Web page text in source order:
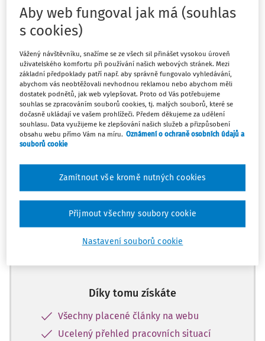
dobré vztahy. Jsou tyto tři dokumenty postačující,aby
mzdová účetní ve mzdě uplatnila slevu na dani na toto
Odpověď
Máte předplatné? Přihlaste se
Zatím jste si přečetli jen začátek…
Celý dokument je jen pro předplatitele.
Zaregistrujte se a získejte
Díky tomu získáte
Všechny placené články na webu
Ucelený přehled pracovních situací
Aby web fungoval jak má (souhlas
s cookies)
Vážený návštěvníku, snažíme se ze všech sil přinášet vysokou úroveň
uživatelského komfortu při používání našich webových stránek. Mezi
základní předpoklady patří např. aby správně fungovalo vyhledávání,
abychom vás neobtěžovali nevhodnou reklamou nebo abychom měli
dostatek podnětů, jak web vylepšovat. Proto od Vás potřebujeme
souhlas se zpracováním souborů cookies, tj. malých souborů, které se
dočasně ukládají ve vašem prohlížeči. Předem děkujeme za udělení
souhlasu. Data využijeme ke zlepšování našich služeb a přizpůsobení
obsahu webu přímo Vám na míru. Oznámení o ochraně osobních údajů a
souborů cookie
Nastavení souborů cookie
Zamítnout vše kromě nutných cookies
Přijmout všechny soubory cookie